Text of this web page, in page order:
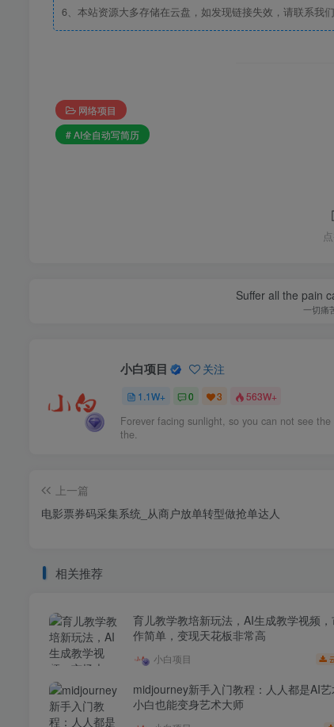
6、本站资源大多存储在云盘，如发现链接失效，请联系我
网络项目
# AI全自动写简历
Suffer all the pain
一切痛
小白项目 关注
1.1W+ 0 3 563W+
Forever facing sunlight, so you can not see the
the.
上一篇
电影票券码采集系统_从商户放单转型做抢单达人
相关推荐
育儿教学教培新玩法，AI生成教学视频
作简单，变现天花板非常高
小白项目
midjourney新手入门教程：人人都是AI
小白也能变身艺术大师